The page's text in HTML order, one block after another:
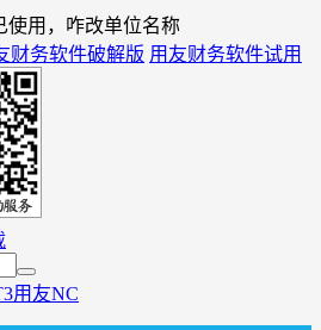
使用，咋改单位名称
财务软件破解版 用友财务软件试用
用友NC